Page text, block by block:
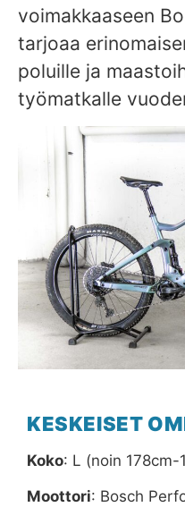
voimakkaaseen
tarjoaa
poluille ja
työmatkalle
KESKEISET
Koko: L (noin 178cm-
Moottori: Bosch